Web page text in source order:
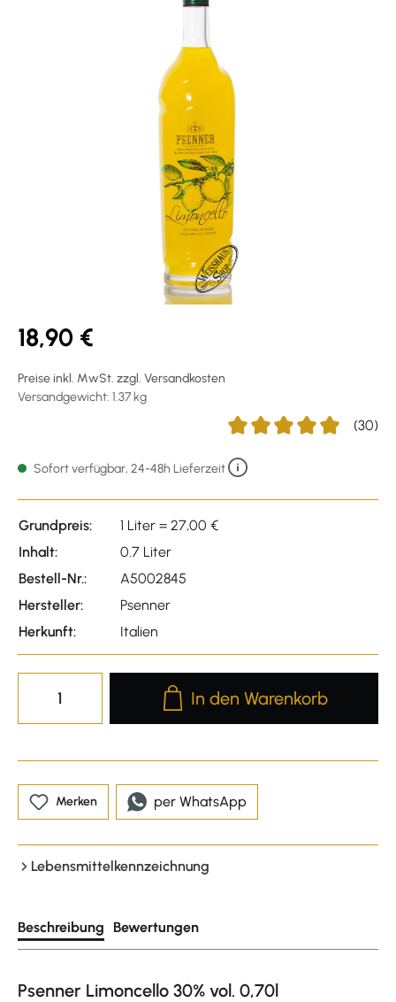
18,90 €
Preise inkl. MwSt. zzgl. Versandkosten
Versandgewicht: 1.37 kg
(30)
Sofort verfügbar, 24-48h Lieferzeit
Grundpreis:
1 Liter = 27,00 €
Inhalt:
0.7 Liter
Bestell-Nr.:
A5002845
Hersteller:
Psenner
Herkunft:
Italien
Produkt Anzahl: Gib den
In den Warenkorb
Merken per WhatsApp
Lebensmittelkennzeichnung
Beschreibung Bewertungen
Psenner Limoncello 30% vol. 0,70l